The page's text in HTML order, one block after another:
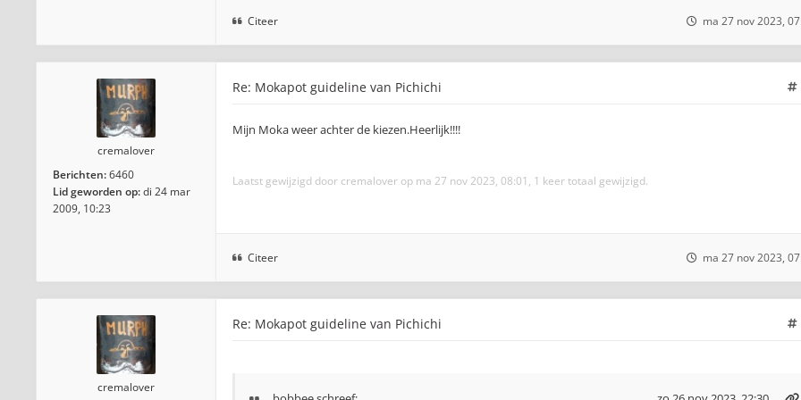
Citeer ma 27 nov 2023,
cremalover
Berichten:6460
Lid geworden op:di 24 mar
2009, 10:23
Re: Mokapot guideline van Pichichi
Mijn Moka weer achter de kiezen.Heerlijk!!!!
Laatst gewijzigd door cremalover op ma 27 nov 2023, 08:01, 1 keer totaal gewijzigd.
Citeer ma 27 nov 2023,
cremalover
Re: Mokapot guideline van Pichichi